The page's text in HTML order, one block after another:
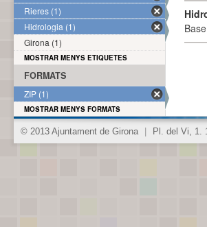
Rieres (1)
Hidrologia (1)
Girona (1)
MOSTRAR MENYS ETIQUETES
FORMATS
ZIP (1)
MOSTRAR MENYS FORMATS
© 2013 Ajuntament de Girona Pl. del Vi, 1.